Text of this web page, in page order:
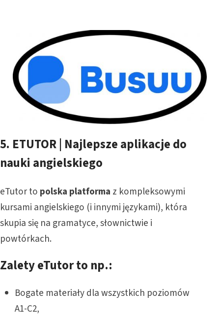
5. ETUTOR | Najlepsze aplikacje do
nauki angielskiego
eTutor to polska platforma z kompleksowymi
kursami angielskiego (i innymi językami), która
skupia się na gramatyce, słownictwie i
powtórkach.
Zalety eTutor to np.:
Bogate materiały dla wszystkich poziomów
A1-C2,